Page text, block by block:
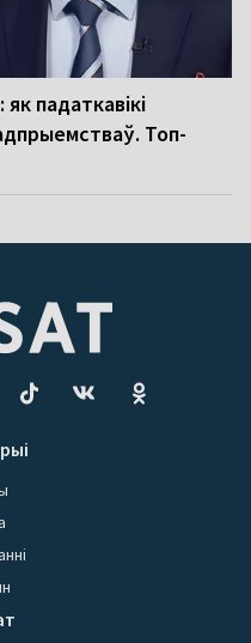
падаткавікі
Топ-